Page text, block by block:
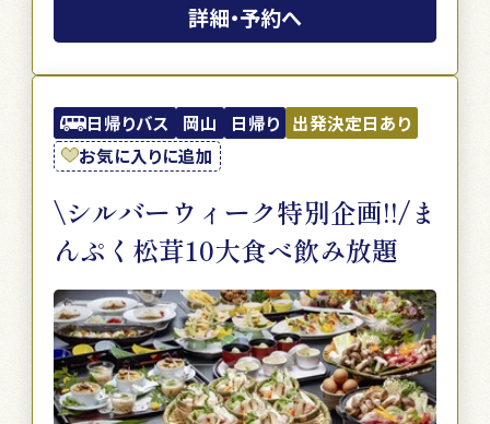
詳細・予約へ
日帰りバス 岡山 日帰り 出発決定日あり
お気に入りに追加
\シルバーウィーク特別企画!!/ま
んぷく松茸10大食べ飲み放題